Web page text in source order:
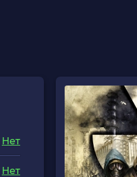
Нет
Нет